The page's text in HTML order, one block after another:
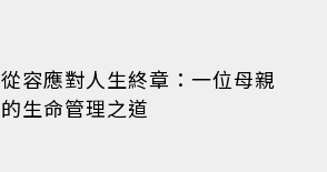
從容應對人生終章：一位母親
的生命管理之道